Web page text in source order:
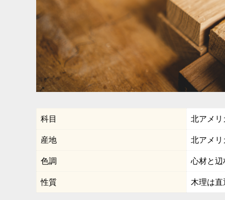
科目 北アメリ
産地 北アメリ
色調 心材と辺
性質 木理は